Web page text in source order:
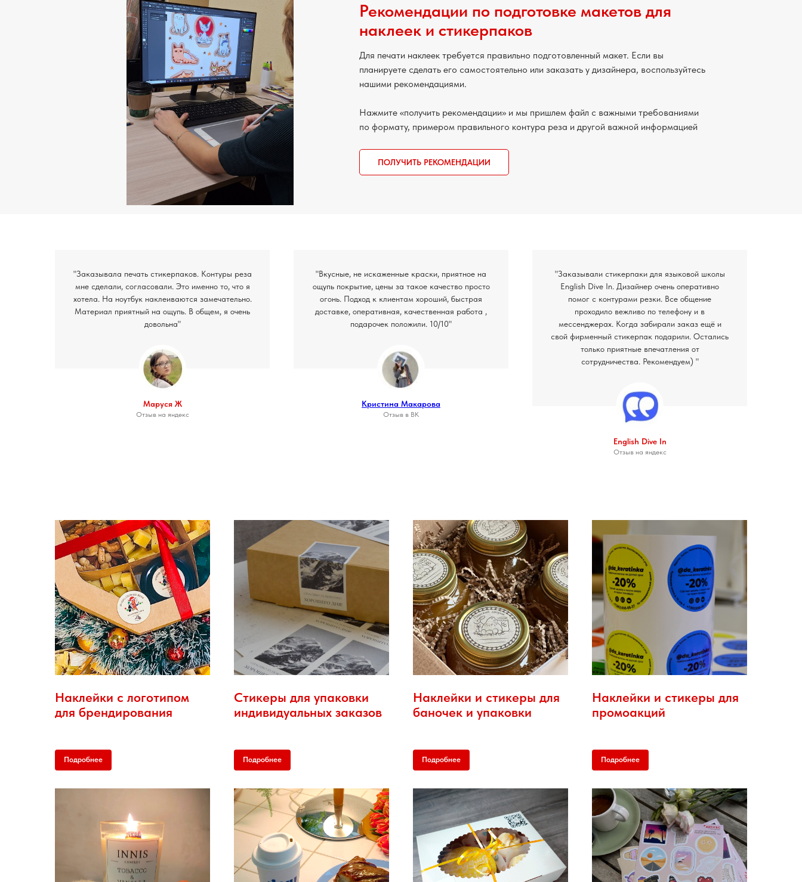
Рекомендации по подготовке макетов для
наклеек и стикерпаков
Для печати наклеек требуется правильно подготовленный макет. Если вы
планируете сделать его самостоятельно или заказать у дизайнера, воспользуйтесь
нашими рекомендациями.
Нажмите «получить рекомендации» и мы пришлем файл с важными требованиями
по формату, примером правильного контура реза и другой важной информацией
ПОЛУЧИТЬ РЕКОМЕНДАЦИИ
"Заказывала печать стикерпаков. Контуры реза
мне сделали, согласовали. Это именно то, что я
хотела. На ноутбук наклеиваются замечательно.
Материал приятный на ощупь. В общем, я очень
довольна"
Маруся Ж
Отзыв на яндекс
"Вкусные, не искаженные краски, приятное на
ощупь покрытие, цены за такое качество просто
огонь. Подход к клиентам хороший, быстрая
доставке, оперативная, качественная работа ,
подарочек положили. 10/10"
Кристина Макарова
Отзыв в ВК
"Заказывали стикерпаки для языковой школы
English Dive In. Дизайнер очень оперативно
помог с контурами резки. Все общение
проходило вежливо по телефону и в
мессенджерах. Когда забирали заказ ещё и
свой фирменный стикерпак подарили. Остались
только приятные впечатления от
сотрудничества. Рекомендуем) "
English Dive In
Отзыв на яндекс
Наклейки с логотипом
для брендирования
Подробнее
Стикеры для упаковки
индивидуальных заказов
Подробнее
Наклейки и стикеры для
баночек и упаковки
Подробнее
Наклейки и стикеры для
промоакций
Подробнее